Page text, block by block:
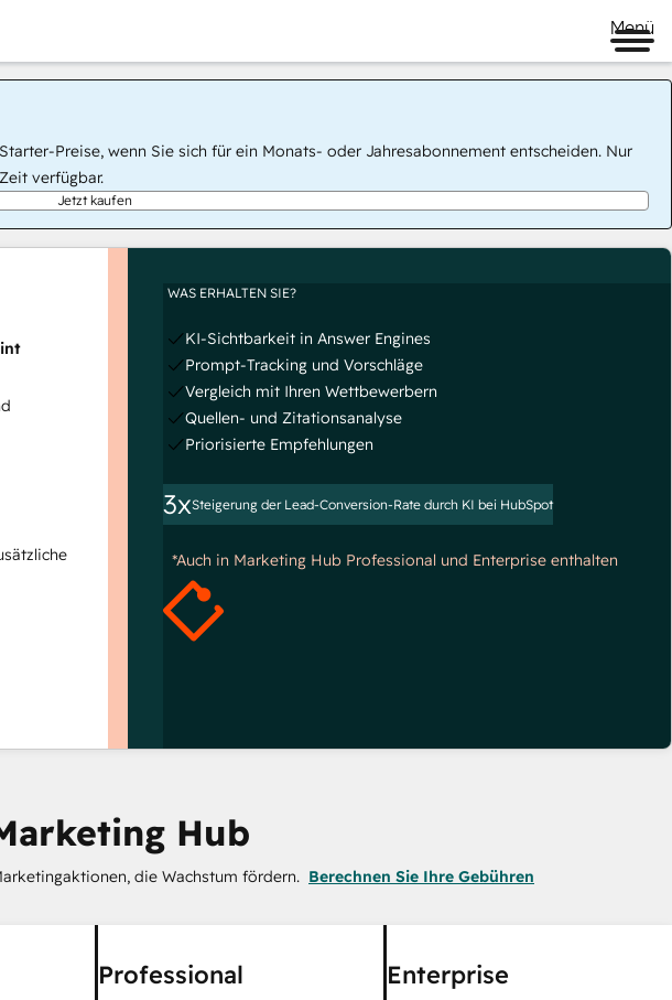
Menü
Preise, wenn Sie sich für ein Monats- oder Jahresabonnement entscheiden. Nur
verfügbar.
Jetzt kaufen
WAS ERHALTEN SIE?
KI-Sichtbarkeit in Answer Engines
Prompt-Tracking und Vorschläge
Vergleich mit Ihren Wettbewerbern
Quellen- und Zitationsanalyse
Priorisierte Empfehlungen
3xSteigerung der Lead-Conversion-Rate durch KI bei HubSpot
*Auch in Marketing Hub Professional und Enterprise enthalten
Hub
die Wachstum fördern. Berechnen Sie Ihre Gebühren
Professional Enterprise